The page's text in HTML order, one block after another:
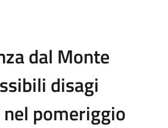
dal Monte
disagi
pomeriggio